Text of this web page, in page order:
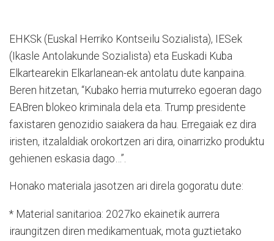
EHKSk (Euskal Herriko Kontseilu Sozialista), IESek
(Ikasle Antolakunde Sozialista) eta Euskadi Kuba
Elkartearekin Elkarlanean-ek antolatu dute kanpaina.
Beren hitzetan, “Kubako herria muturreko egoeran dago
EABren blokeo kriminala dela eta. Trump presidente
faxistaren genozidio saiakera da hau. Erregaiak ez dira
iristen, itzalaldiak orokortzen ari dira, oinarrizko produktu
gehienen eskasia dago…”.
Honako materiala jasotzen ari direla gogoratu dute:
* Material sanitarioa: 2027ko ekainetik aurrera
iraungitzen diren medikamentuak, mota guztietako